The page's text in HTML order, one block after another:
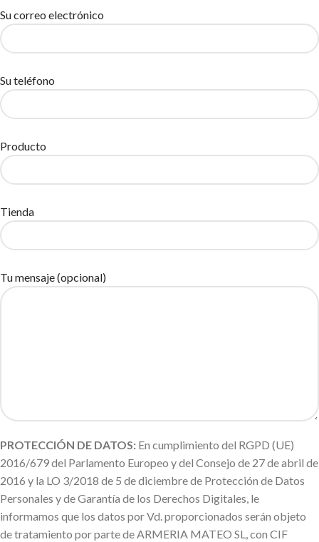
Su correo electrónico
Su teléfono
Producto
Tienda
Tu mensaje (opcional)
PROTECCIÓN DE DATOS: En cumplimiento del RGPD (UE)
2016/679 del Parlamento Europeo y del Consejo de 27 de abril de
2016 y la LO 3/2018 de 5 de diciembre de Protección de Datos
Personales y de Garantía de los Derechos Digitales, le
informamos que los datos por Vd. proporcionados serán objeto
de tratamiento por parte de ARMERIA MATEO SL, con CIF